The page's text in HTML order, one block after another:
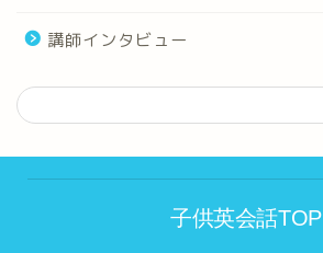
講師インタビュー
子供英会話TOP